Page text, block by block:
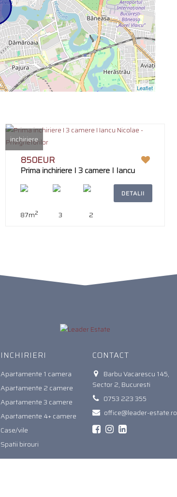
Leaflet
inchiriere
850EUR
Prima inchiriere I 3 camere I Iancu
87m2 3 2
DETALII
INCHIRIERI
Apartamente 1 camera
Apartamente 2 camere
Apartamente 3 camere
Apartamente 4+ camere
Case/vile
Spatii birouri
CONTACT
Barbu Vacarescu 145,
Sector 2, Bucuresti
0753 223 355
office@leader-estate.ro